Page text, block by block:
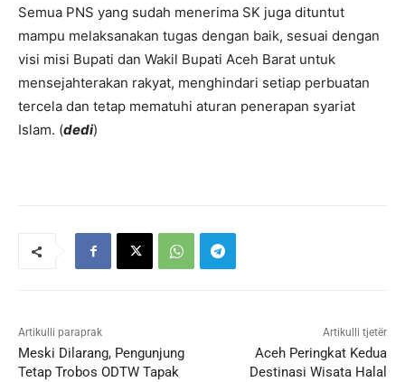
Semua PNS yang sudah menerima SK juga dituntut
mampu melaksanakan tugas dengan baik, sesuai dengan
visi misi Bupati dan Wakil Bupati Aceh Barat untuk
mensejahterakan rakyat, menghindari setiap perbuatan
tercela dan tetap mematuhi aturan penerapan syariat
Islam. (dedi)
Artikulli paraprak
Meski Dilarang, Pengunjung
Tetap Trobos ODTW Tapak
Artikulli tjetër
Aceh Peringkat Kedua
Destinasi Wisata Halal